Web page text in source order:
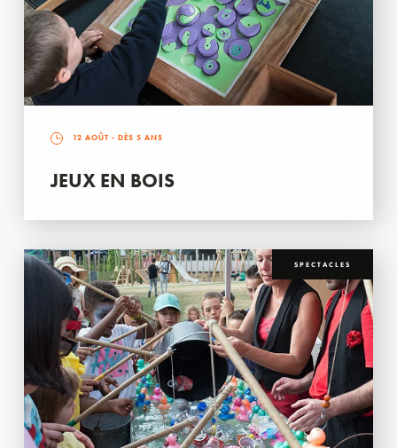
12 AOÛT - DÈS 5 ANS
JEUX EN BOIS
SPECTACLES